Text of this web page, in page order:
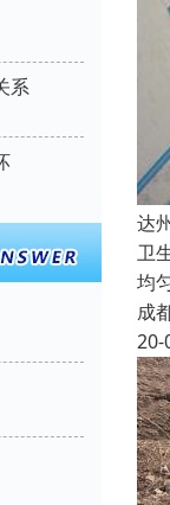
系
达
卫
均
成
20-